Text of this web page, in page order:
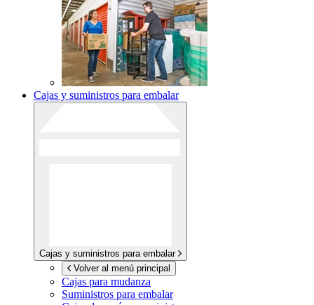
Cajas y suministros para embalar
Cajas y suministros para embalar
Volver al menú principal
Cajas para mudanza
Suministros para embalar